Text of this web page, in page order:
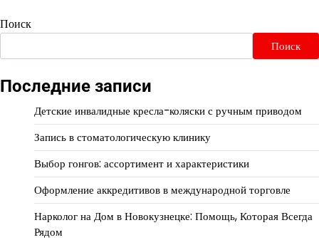
Поиск
Поиск
Последние записи
Детские инвалидные кресла-коляски с ручным приводом
Запись в стоматологическую клинику
Выбор гонгов: ассортимент и характеристики
Оформление аккредитивов в международной торговле
Нарколог на Дом в Новокузнецке: Помощь, Которая Всегда
Рядом